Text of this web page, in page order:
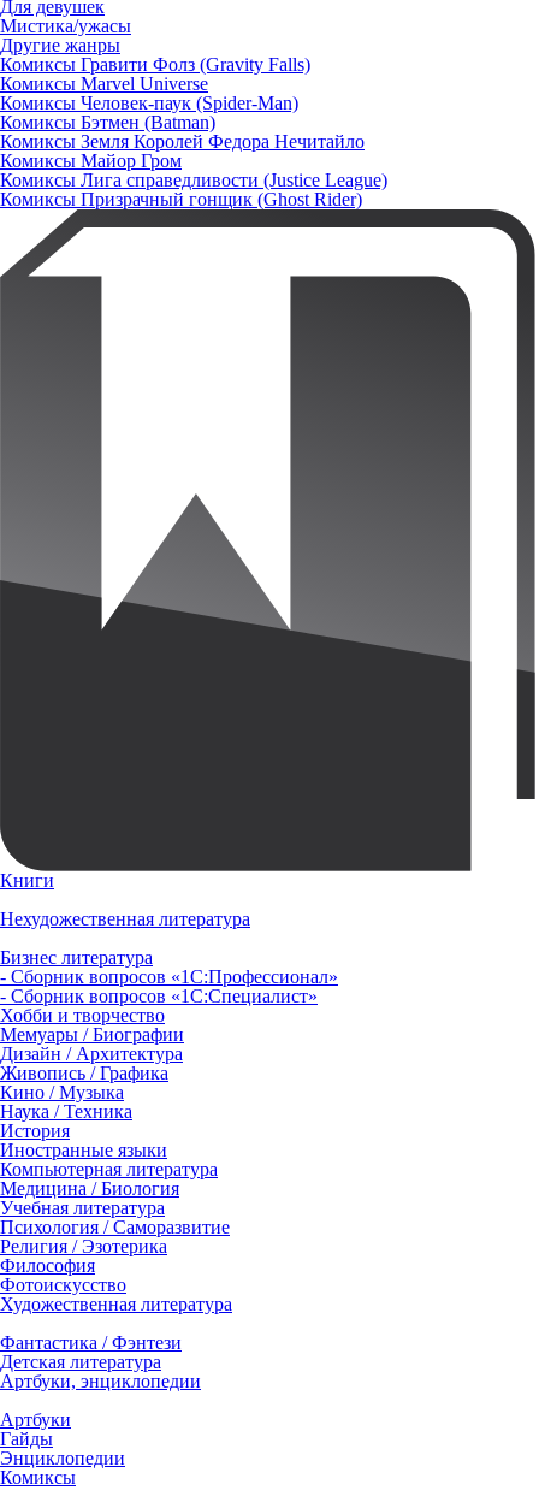
Для девушек
Мистика/ужасы
Другие жанры
Комиксы Гравити Фолз (Gravity Falls)
Комиксы Marvel Universe
Комиксы Человек-паук (Spider-Man)
Комиксы Бэтмен (Batman)
Комиксы Земля Королей Федора Нечитайло
Комиксы Майор Гром
Комиксы Лига справедливости (Justice League)
Комиксы Призрачный гонщик (Ghost Rider)
Книги
Нехудожественная литература
Бизнес литература
- Сборник вопросов «1С:Профессионал»
- Сборник вопросов «1С:Специалист»
Хобби и творчество
Мемуары / Биографии
Дизайн / Архитектура
Живопись / Графика
Кино / Музыка
Наука / Техника
История
Иностранные языки
Компьютерная литература
Медицина / Биология
Учебная литература
Психология / Саморазвитие
Религия / Эзотерика
Философия
Фотоискусство
Художественная литература
Фантастика / Фэнтези
Детская литература
Артбуки, энциклопедии
Артбуки
Гайды
Энциклопедии
Комиксы